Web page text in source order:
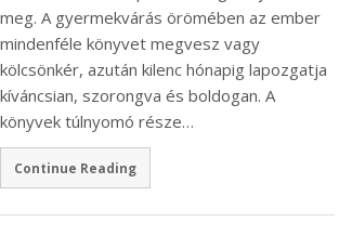
meg. A gyermekvárás örömében az ember
mindenféle könyvet megvesz vagy
kölcsönkér, azután kilenc hónapig lapozgatja
kíváncsian, szorongva és boldogan. A
könyvek túlnyomó része…
Continue Reading